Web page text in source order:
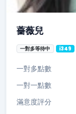
薔薇兒
一對多等待中 i349
一對多點數
一對一點數
滿意度評分